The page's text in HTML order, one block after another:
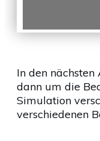
In den
dann um die
Simulation
verschiedenen